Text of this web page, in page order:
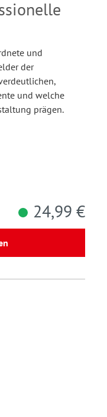
und
der
und welche
prägen.
24,99 €